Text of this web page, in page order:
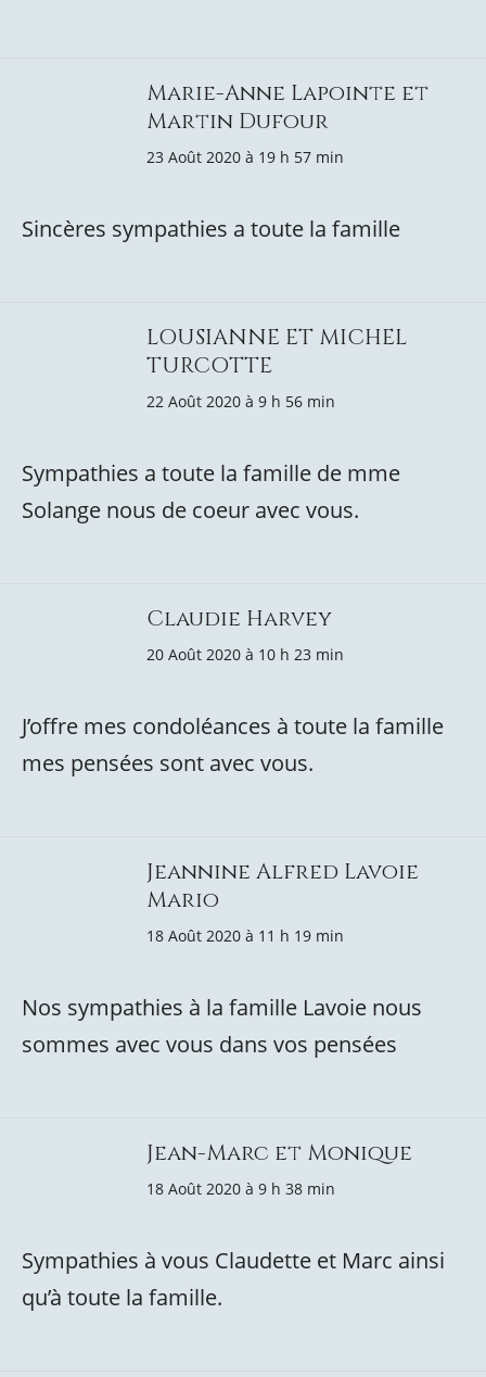
Marie-Anne Lapointe et
Martin Dufour
23 Août 2020 à 19 h 57 min
Sincères sympathies a toute la famille
LOUSIANNE ET MICHEL
TURCOTTE
22 Août 2020 à 9 h 56 min
Sympathies a toute la famille de mme
Solange nous de coeur avec vous.
Claudie Harvey
20 Août 2020 à 10 h 23 min
J’offre mes condoléances à toute la famille
mes pensées sont avec vous.
Jeannine Alfred Lavoie
Mario
18 Août 2020 à 11 h 19 min
Nos sympathies à la famille Lavoie nous
sommes avec vous dans vos pensées
Jean-Marc et Monique
18 Août 2020 à 9 h 38 min
Sympathies à vous Claudette et Marc ainsi
qu’à toute la famille.